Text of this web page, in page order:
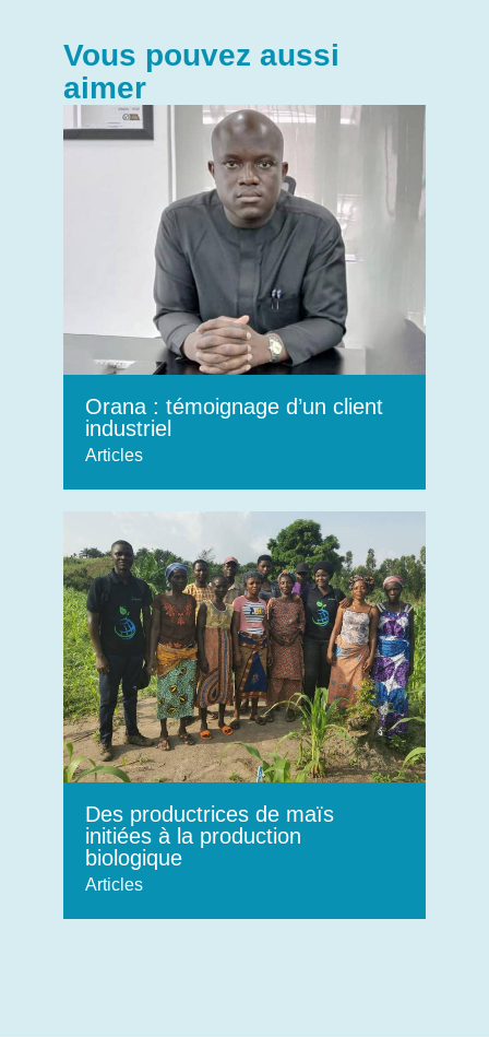
Vous pouvez aussi
aimer
Orana : témoignage d’un client
industriel
Articles
Des productrices de maïs
initiées à la production
biologique
Articles